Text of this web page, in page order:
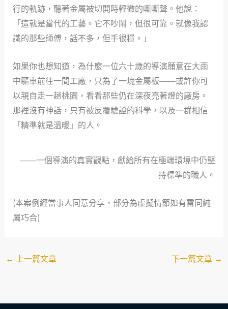
行的軌跡，聽著金屬被切開時輕微的嘶嘶聲。他說：
「這就是當代的工藝。它不吵鬧，但很可靠。就像我認
識的那些師傅，話不多，但手很穩。」
如果你也想知道，為什麼一位六十歲的導演願意在大雨
中驅車前往一間工廠，只為了一塊金屬板——或許你可
以親自走一趟桃園，看看那些仍在深夜亮著燈的廠房。
那裡沒有神話，只有被反覆驗證的科學，以及一群相信
「精準就是溫暖」的人。
——一個導演的真實觀點，獻給所有在極端環境中仍堅
持標準的職人。
(本案例經當事人同意分享，部分為虛擬情節如有雷同純
屬巧合)
← 上一篇文章 下一篇文章 →